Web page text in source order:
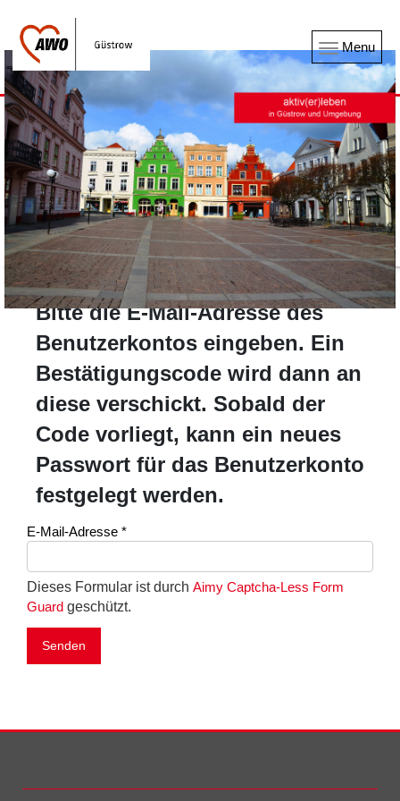
Menu
Bitte die E-Mail-Adresse des
Benutzerkontos eingeben. Ein
Bestätigungscode wird dann an
diese verschickt. Sobald der
Code vorliegt, kann ein neues
Passwort für das Benutzerkonto
festgelegt werden.
E-Mail-Adresse *
Dieses Formular ist durch Aimy Captcha-Less Form
Guard geschützt.
Senden